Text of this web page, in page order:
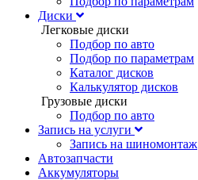
Диски
Легковые диски
Подбор по авто
Подбор по параметрам
Каталог дисков
Калькулятор дисков
Грузовые диски
Подбор по авто
Запись на услуги
Запись на шиномонтаж
Автозапчасти
Аккумуляторы